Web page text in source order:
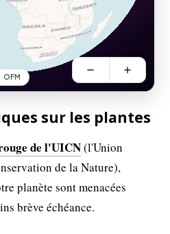
sur les plantes
de l'UICN(l'Union
de la Nature),
planète sont menacées
brève échéance.